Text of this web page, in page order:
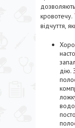
кровотечу.
відчуття,
дію.